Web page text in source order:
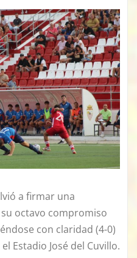
a firmar una
octavo compromiso
con claridad (4-0)
Estadio José del Cuvillo.